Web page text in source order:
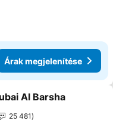
Árak megjelenítése
a kedvencekhez
Al Barsha
25 481